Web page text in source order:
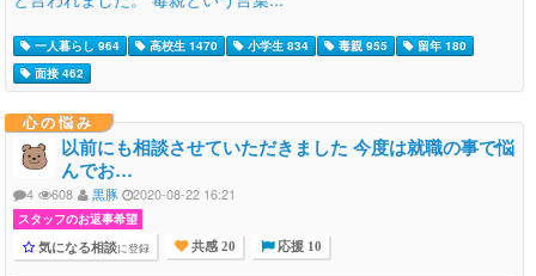
一人暮らし 964 高校生 1470 小学生 834 毒親 955
留年 180
面接 462
心の悩み
以前にも相談させていただきました 今度は就職の事で悩
んでお…
4 608 黒豚 2020-08-22 16:21
スタッフのお返事希望
気になる相談に登録 共感 20 応援 10